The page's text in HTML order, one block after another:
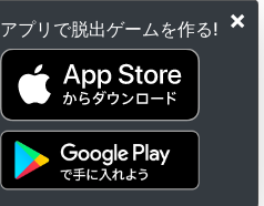
×
アプリで脱出ゲームを作る!